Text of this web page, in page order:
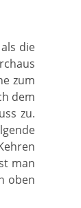
die
zum
dem
zu.
man
oben